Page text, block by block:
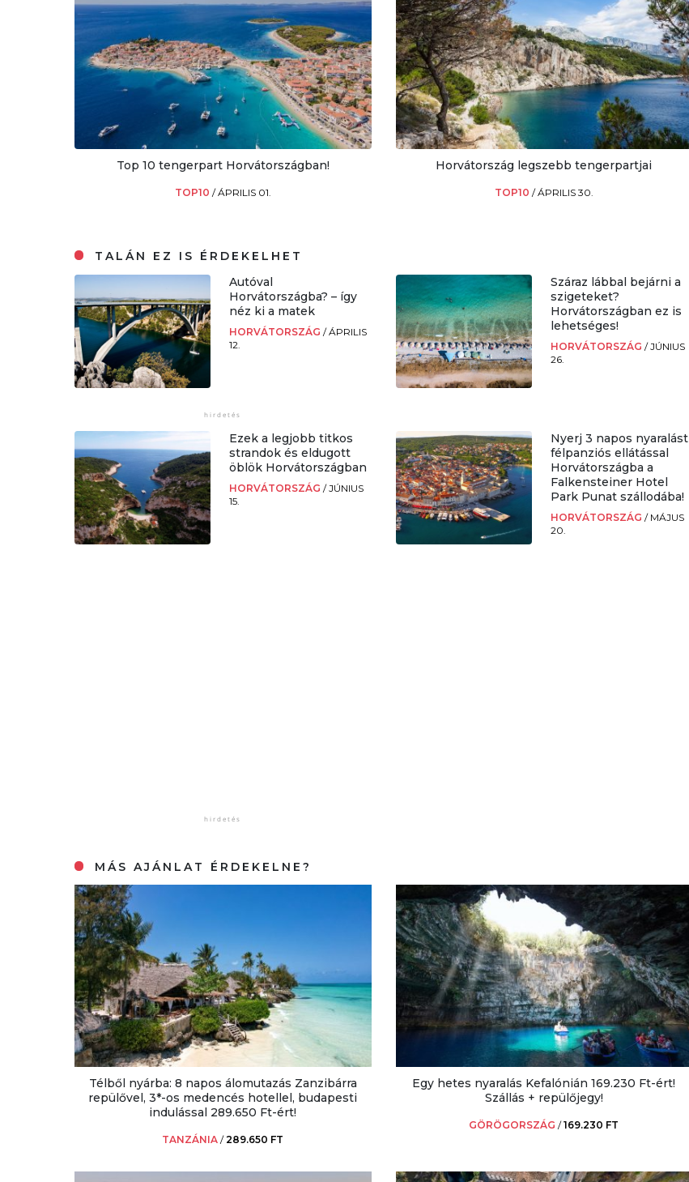
Top 10 tengerpart Horvátországban!
TOP10 /ÁPRILIS 01.
Horvátország legszebb tengerpartjai
TOP10 /ÁPRILIS 30.
TALÁN EZ IS ÉRDEKELHET
Autóval
Horvátországba? – így
néz ki a matek
HORVÁTORSZÁG/ÁPRILIS
12.
Száraz lábbal bejárni a
szigeteket?
Horvátországban ez is
lehetséges!
HORVÁTORSZÁG /JÚNIUS
26.
Ezek a legjobb titkos
strandok és eldugott
öblök Horvátországban
HORVÁTORSZÁG/JÚNIUS
15.
Nyerj 3 napos nyaralást
félpanziós ellátással
Horvátországba a
Falkensteiner Hotel
Park Punat szállodába!
HORVÁTORSZÁG / MÁJUS
20.
MÁS AJÁNLAT ÉRDEKELNE?
Télből nyárba: 8 napos álomutazás Zanzibárra
repülővel, 3*-os medencés hotellel, budapesti
indulással 289.650 Ft-ért!
TANZÁNIA /289.650 FT
Egy hetes nyaralás Kefalónián 169.230 Ft-ért!
Szállás + repülőjegy!
GÖRÖGORSZÁG /169.230 FT